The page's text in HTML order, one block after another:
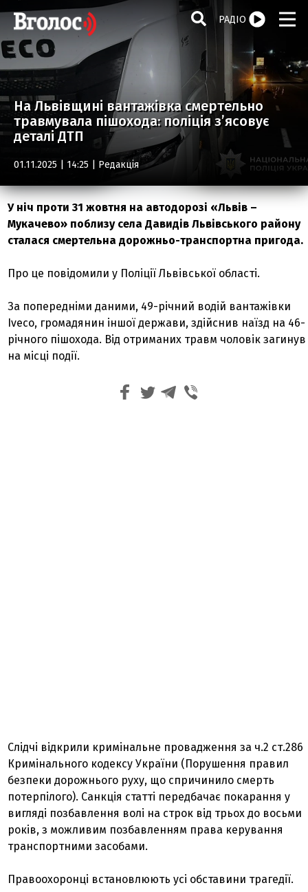
РАДІО
На Львівщині вантажівка смертельно
травмувала пішохода: поліція з’ясовує
деталі ДТП
01.11.2025 | 14:25 | Редакція
У ніч проти 31 жовтня на автодорозі «Львів –
Мукачево» поблизу села Давидів Львівського району
сталася смертельна дорожньо-транспортна пригода.
Про це повідомили у Поліції Львівської області.
За попередніми даними, 49-річний водій вантажівки
Iveco, громадянин іншої держави, здійснив наїзд на 46-
річного пішохода. Від отриманих травм чоловік загинув
на місці події.
Слідчі відкрили кримінальне провадження за ч.2 ст.286
Кримінального кодексу України (Порушення правил
безпеки дорожнього руху, що спричинило смерть
потерпілого). Санкція статті передбачає покарання у
вигляді позбавлення волі на строк від трьох до восьми
років, з можливим позбавленням права керування
транспортними засобами.
Правоохоронці встановлюють усі обставини трагедії.